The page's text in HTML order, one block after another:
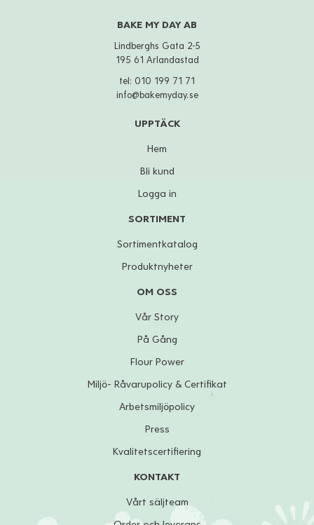
BAKE MY DAY AB
Lindberghs Gata 2-5
195 61 Arlandastad
tel: 010 199 71 71
info@bakemyday.se
UPPTÄCK
Hem
Bli kund
Logga in
SORTIMENT
Sortimentkatalog
Produktnyheter
OM OSS
Vår Story
På Gång
Flour Power
Miljö- Råvarupolicy & Certifikat
Arbetsmiljöpolicy
Press
Kvalitetscertifiering
KONTAKT
Vårt säljteam